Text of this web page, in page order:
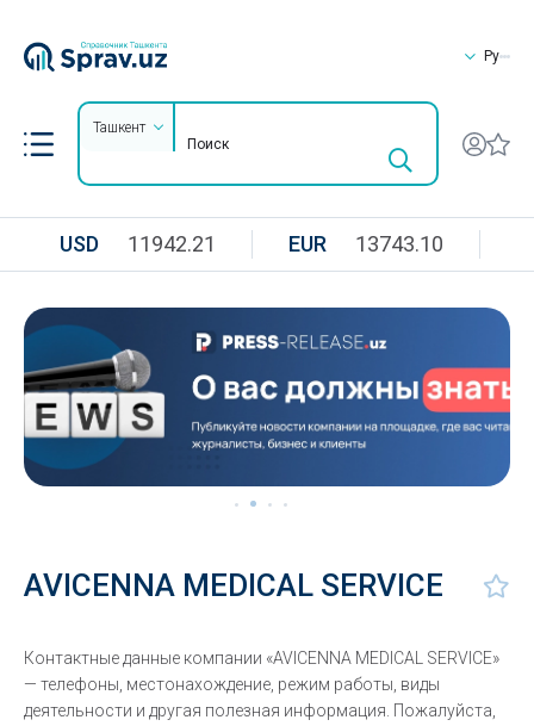
Ру
Ташкент
USD 11942.21 EUR 13743.10
AVICENNA MEDICAL SERVICE
Контактные данные компании «AVICENNA MEDICAL SERVICE»
— телефоны, местонахождение, режим работы, виды
деятельности и другая полезная информация. Пожалуйста,